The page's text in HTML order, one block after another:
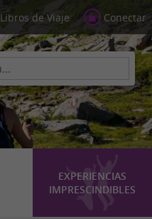
Libros de Viaje Conectar
EXPERIENCIAS
IMPRESCINDIBLES